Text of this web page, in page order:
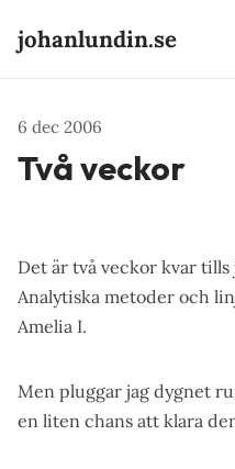
johanlundin.se
6 dec 2006
Två veckor
Det är två veckor kvar
Analytiska metoder och
Amelia I.
Men pluggar jag dygnet
en liten chans att klara